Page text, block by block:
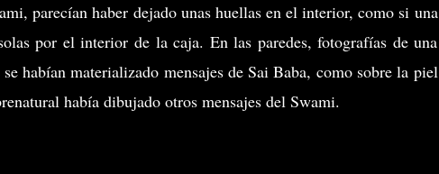
parecían haber dejado unas huellas en el interior, como si una
por el interior de la caja. En las paredes, fotografías de una
habían materializado mensajes de Sai Baba, como sobre la piel
había dibujado otros mensajes del Swami.